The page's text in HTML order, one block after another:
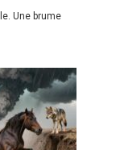
Une brume